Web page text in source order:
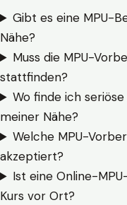
Gibt es eine MPU-
Nähe?
Muss die MPU-
stattfinden?
Wo finde ich
meiner Nähe?
Welche MPU-
akzeptiert?
Ist eine Online-
Kurs vor Ort?